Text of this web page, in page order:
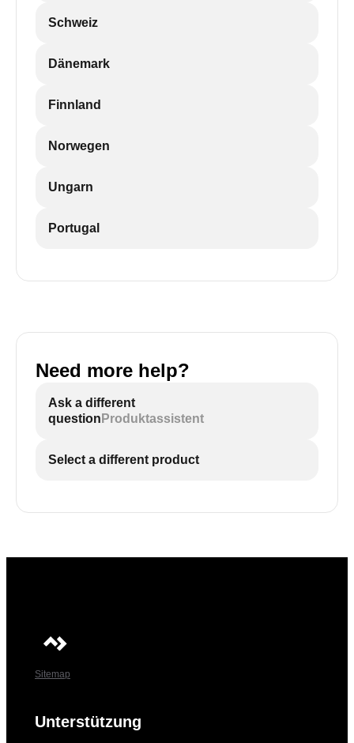
Schweiz
Dänemark
Finnland
Norwegen
Ungarn
Portugal
Need more help?
Ask a different
question Produktassistent
Select a different product
Sitemap
Unterstützung